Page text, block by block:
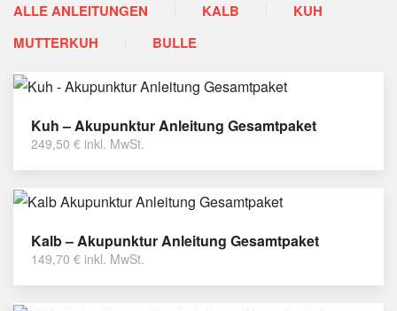
ALLE ANLEITUNGEN KALB
KUH
MUTTERKUH
BULLE
Kuh – Akupunktur Anleitung Gesamtpaket
249,50 € inkl. MwSt.
Kalb – Akupunktur Anleitung Gesamtpaket
149,70 € inkl. MwSt.